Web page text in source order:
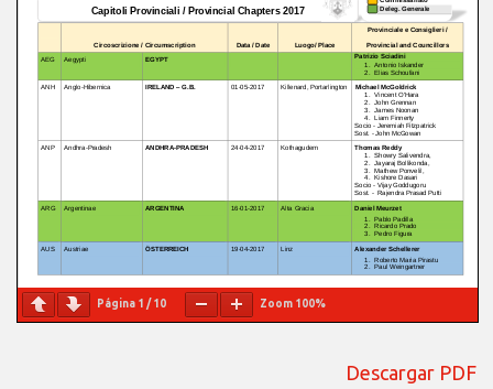
Página 1 / 10 Zoom 100%
Descargar PDF